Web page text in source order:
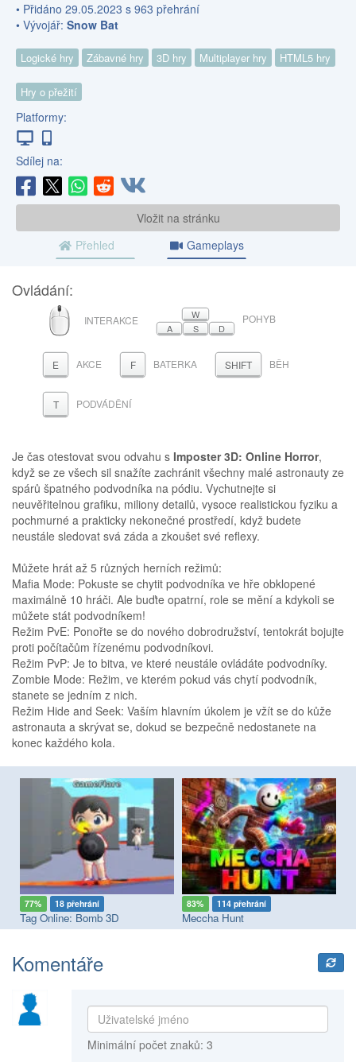
• Přidáno 29.05.2023 s 963 přehrání
• Vývojář: Snow Bat
Logické hry Zábavné hry 3D hry Multiplayer hry HTML5 hry
Hry o přežití
Platformy:
Sdílej na:
Vložit na stránku
Přehled
Gameplays
Ovládání:
MYŠ
INTERAKCE
W
A
S D
POHYB
E AKCE F BATERKA SHIFT BĚH
T PODVÁDĚNÍ
Je čas otestovat svou odvahu s Imposter 3D: Online Horror,
když se ze všech sil snažíte zachránit všechny malé astronauty ze
spárů špatného podvodníka na pódiu. Vychutnejte si
neuvěřitelnou grafiku, miliony detailů, vysoce realistickou fyziku a
pochmurné a prakticky nekonečné prostředí, když budete
neustále sledovat svá záda a zkoušet své reflexy.
Můžete hrát až 5 různých herních režimů:
Mafia Mode: Pokuste se chytit podvodníka ve hře obklopené
maximálně 10 hráči. Ale buďte opatrní, role se mění a kdykoli se
můžete stát podvodníkem!
Režim PvE: Ponořte se do nového dobrodružství, tentokrát bojujte
proti počítačům řízenému podvodníkovi.
Režim PvP: Je to bitva, ve které neustále ovládáte podvodníky.
Zombie Mode: Režim, ve kterém pokud vás chytí podvodník,
stanete se jedním z nich.
Režim Hide and Seek: Vaším hlavním úkolem je vžít se do kůže
astronauta a skrývat se, dokud se bezpečně nedostanete na
konec každého kola.
77% 18 přehrání
Tag Online: Bomb 3D
83% 114 přehrání
Meccha Hunt
Komentáře
Minimální počet znaků: 3